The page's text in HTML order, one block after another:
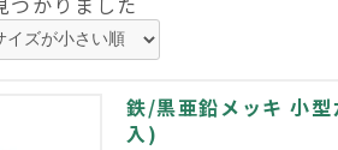
鉄/黒亜鉛メッキ 小
入)